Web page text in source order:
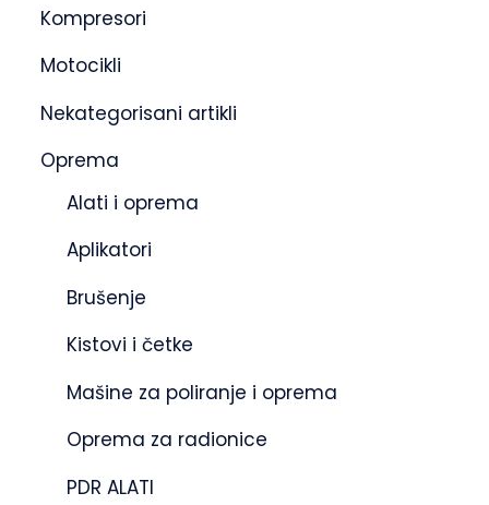
Kompresori
Motocikli
Nekategorisani artikli
Oprema
Alati i oprema
Aplikatori
Brušenje
Kistovi i četke
Mašine za poliranje i oprema
Oprema za radionice
PDR ALATI